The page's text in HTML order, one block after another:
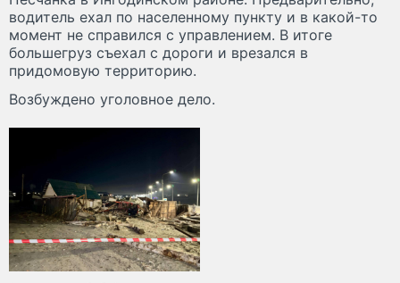
водитель ехал по населенному пункту и в какой-то
момент не справился с управлением. В итоге
большегруз съехал с дороги и врезался в
придомовую территорию.
Возбуждено уголовное дело.